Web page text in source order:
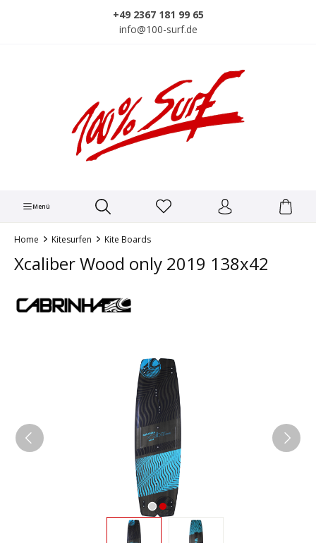
+49 2367 181 99 65
info@100-surf.de
Menü
Home Kitesurfen Kite Boards
Xcaliber Wood only 2019 138x42
Bildergalerie überspringen